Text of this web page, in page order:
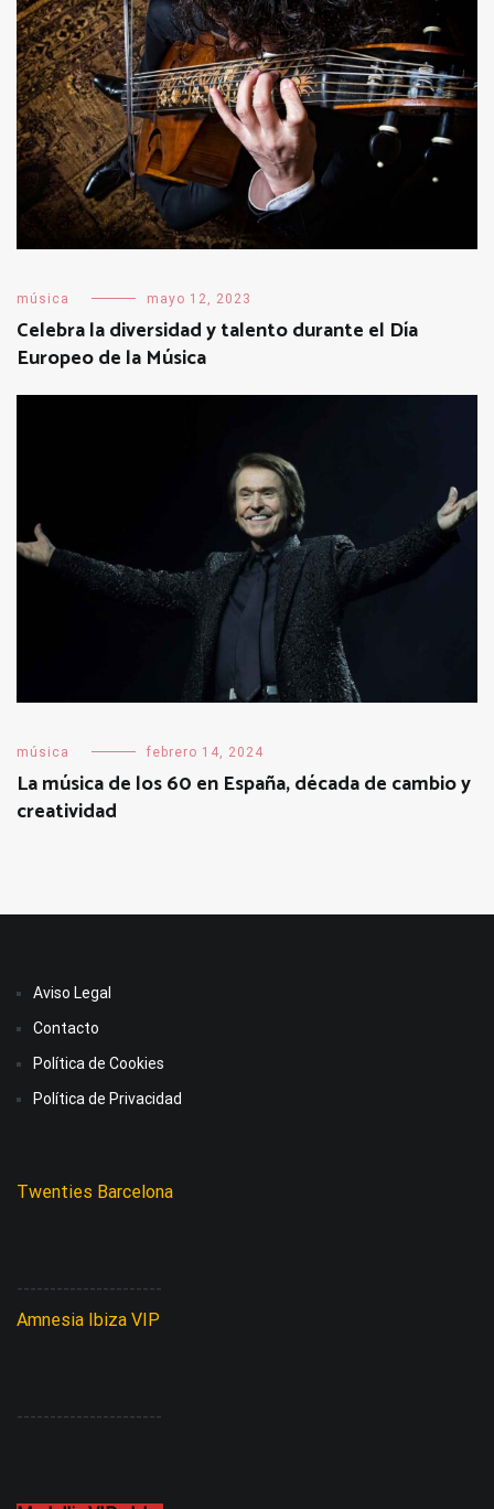
música mayo 12, 2023
Celebra la diversidad y talento durante el Día
Europeo de la Música
música febrero 14, 2024
La música de los 60 en España, década de cambio y
creatividad
Aviso Legal
Contacto
Política de Cookies
Política de Privacidad
Twenties Barcelona
----------------------
Amnesia Ibiza VIP
----------------------